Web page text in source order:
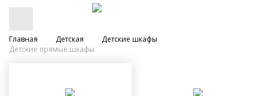
Главная Детская
Детские шкафы
Детские прямые шкафы